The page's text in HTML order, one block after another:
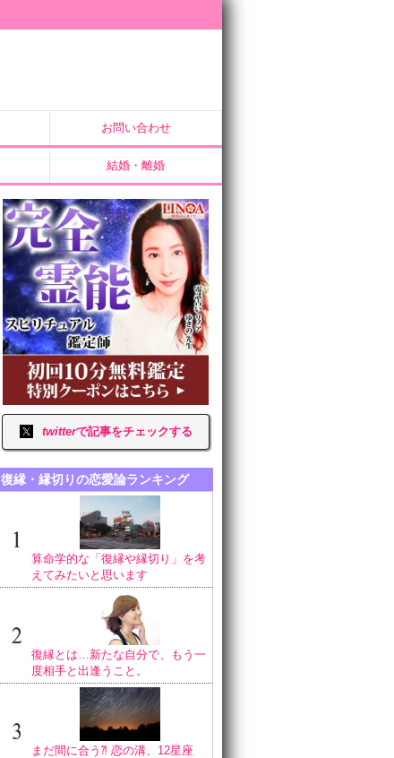
お問い合わせ
結婚・離婚
twitterで記事をチェックする
復縁・縁切りの恋愛論ランキング
算命学的な「復縁や縁切り」を考
えてみたいと思います
復縁とは…新たな自分で、もう一
度相手と出逢うこと。
まだ間に合う⁈ 恋の溝、12星座